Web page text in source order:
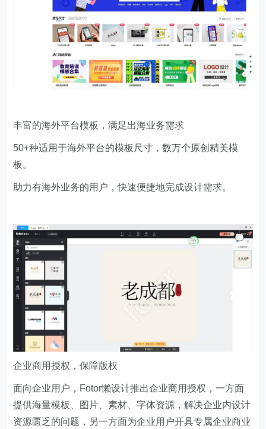
丰富的海外平台模板，满足出海业务需求
50+种适用于海外平台的模板尺寸，数万个原创精美模
板。
助力有海外业务的用户，快速便捷地完成设计需求。
企业商用授权，保障版权
面向企业用户，Fotor懒设计推出企业商用授权，一方面
提供海量模板、图片、素材、字体资源，解决企业内设计
资源匮乏的问题，另一方面为企业用户开具专属企业商业